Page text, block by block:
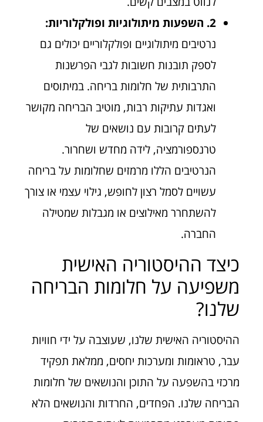
2. השפעות מיתולוגיות ופולקלוריות:
נרטיבים מיתולוגיים ופולקלוריים יכולים גם
לספק תובנות חשובות לגבי הפרשנות
התרבותית של חלומות בריחה. במיתוסים
ואגדות עתיקות רבות, מוטיב הבריחה מקושר
לעתים קרובות עם נושאים של
טרנספורמציה, לידה מחדש ושחרור.
הנרטיבים הללו מרמזים שחלומות על בריחה
עשויים לסמל רצון לחופש, גילוי עצמי או צורך
להשתחרר מאילוצים או מגבלות שמטילה
החברה.
כיצד ההיסטוריה האישית
משפיעה על חלומות הבריחה
שלנו?
ההיסטוריה האישית שלנו, שעוצבה על ידי חוויות
עבר, טראומות ומערכות יחסים, ממלאת תפקיד
מרכזי בהשפעה על התוכן והנושאים של חלומות
הבריחה שלנו. הפחדים, החרדות והנושאים הלא